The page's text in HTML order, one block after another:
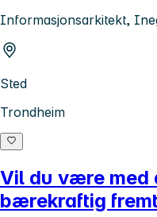
Informasjonsarkitekt,
Sted
Trondheim
Vil du være med
bærekraftig